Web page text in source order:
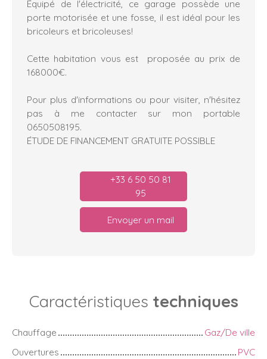
Équipé de l'électricité, ce garage possède une
porte motorisée et une fosse, il est idéal pour les
bricoleurs et bricoleuses!
Cette habitation vous est proposée au prix de
168000€.
Pour plus d'informations ou pour visiter, n'hésitez
pas à me contacter sur mon portable
0650508195.
ÉTUDE DE FINANCEMENT GRATUITE POSSIBLE
+33 6 50 50 81
95
Envoyer un mail
Caractéristiques techniques
Chauffage
Gaz/De ville
Ouvertures
PVC